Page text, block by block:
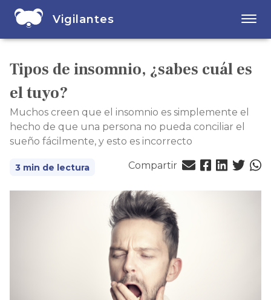
Vigilantes
Tipos de insomnio, ¿sabes cuál es
el tuyo?
Muchos creen que el insomnio es simplemente el
hecho de que una persona no pueda conciliar el
sueño fácilmente, y esto es incorrecto
3 min de lectura Compartir